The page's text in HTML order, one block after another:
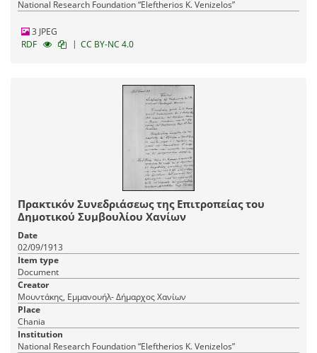
National Research Foundation “Eleftherios K. Venizelos”
3 JPEG
RDF
| CC BY-NC 4.0
Πρακτικόν Συνεδριάσεως της Επιτροπείας του
Δημοτικού Συμβουλίου Χανίων
Date
02/09/1913
Item type
Document
Creator
Μουντάκης, Εμμανουήλ- Δήμαρχος Χανίων
Place
Chania
Institution
National Research Foundation “Eleftherios K. Venizelos”